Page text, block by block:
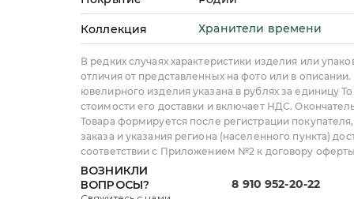
Коллекция Хранители времени
В редких случаях характеристики изделия или
отличия от представленных на фото или в
ювелирного изделия указана в рублях за единицу
стоимости его доставки и включает НДС.
Товара формируется после регистрации
заказа и указания региона (населенного пункта)
соответствии с Приложением №2 к договору
ВОЗНИКЛИ
ВОПРОСЫ?
8 910 952-20-22